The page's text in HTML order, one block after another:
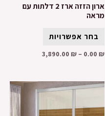
ארון הזזה ארז 2 דלתות עם
מראה
בחר אפשרויות
0.00 ₪
–
3,890.00 ₪